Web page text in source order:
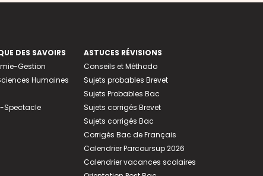
DES SAVOIRS
Gestion
Humaines
Spectacle
ASTUCES RÉVISIONS
Conseils et Méthodo
Sujets probables Brevet
Sujets Probables Bac
Sujets corrigés Brevet
Sujets corrigés Bac
Corrigés Bac de Français
Calendrier Parcoursup 2026
Calendrier vacances scolaires